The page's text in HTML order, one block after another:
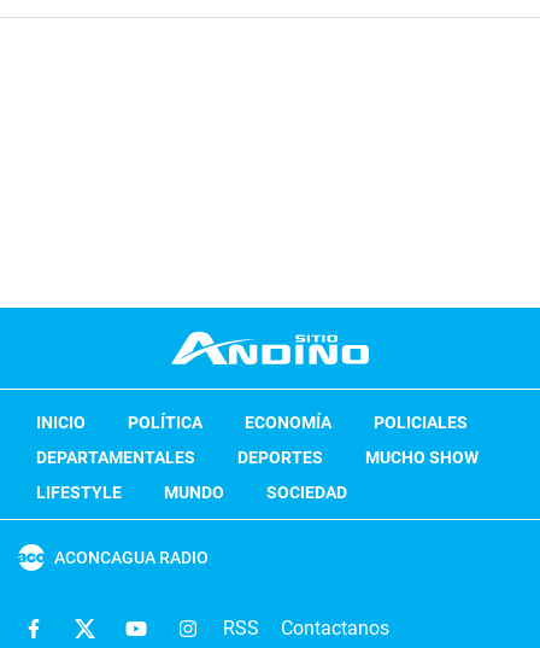
INICIO POLÍTICA ECONOMÍA
POLICIALES
DEPARTAMENTALES
DEPORTES
MUCHO SHOW
LIFESTYLE
MUNDO SOCIEDAD
ACONCAGUA RADIO
RSS Contactanos